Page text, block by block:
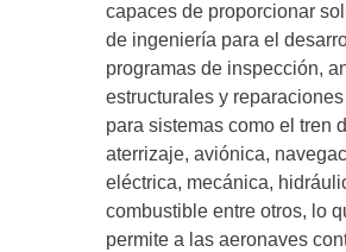
capaces de proporcionar
de ingeniería para el
programas de inspección,
estructurales y
para sistemas como el tren
aterrizaje, aviónica,
eléctrica, mecánica,
combustible entre otros, lo
permite a las aeronaves